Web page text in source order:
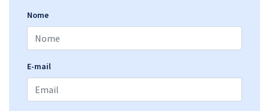
Nome
E-mail